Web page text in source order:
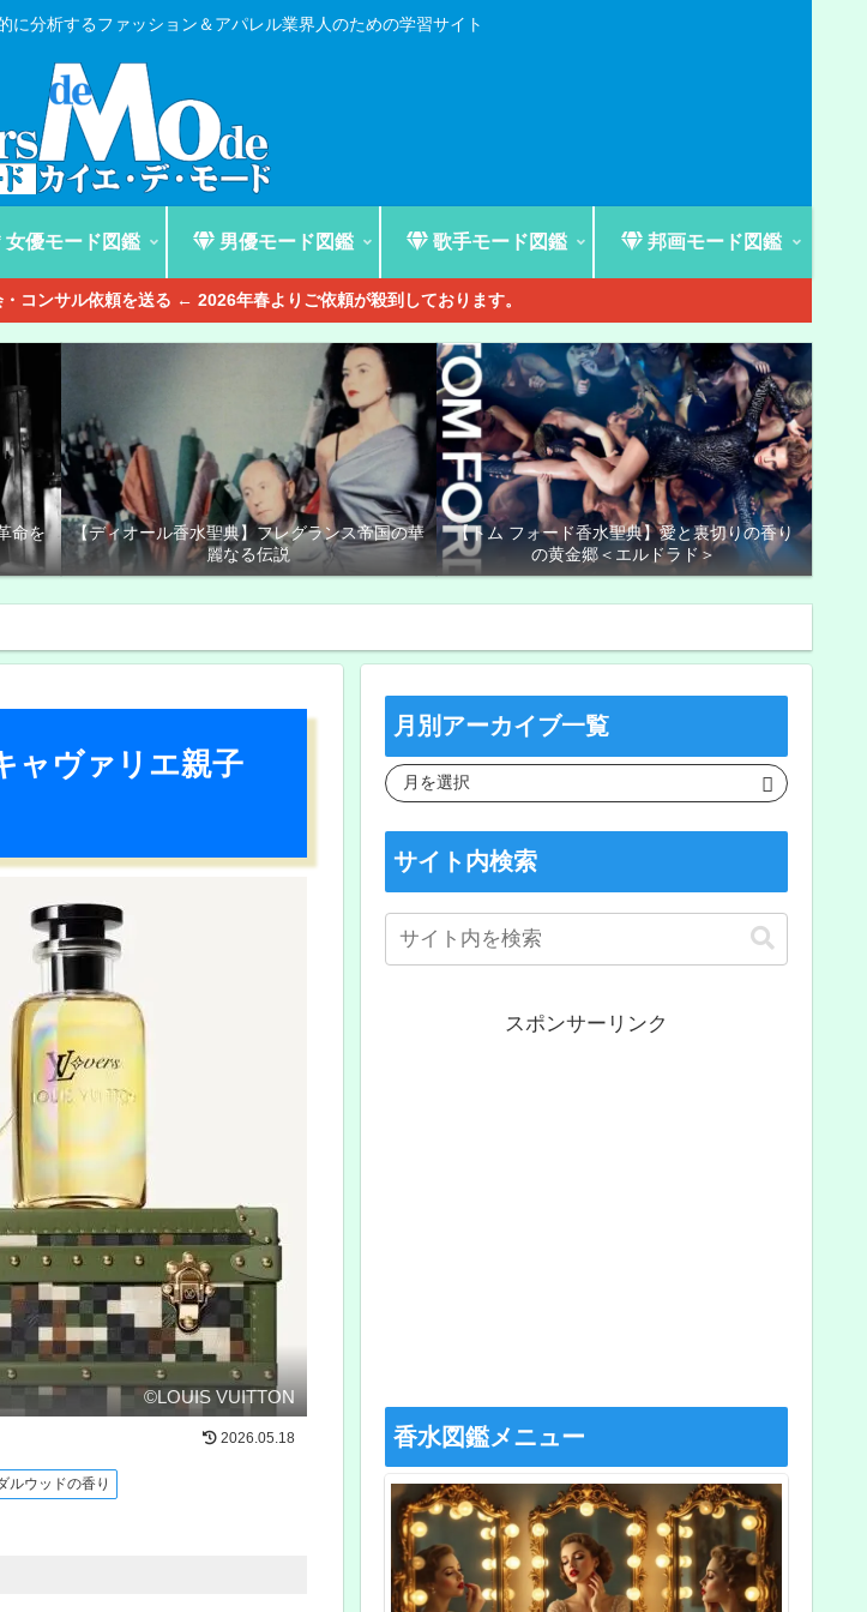
に分析するファッション＆アパレル業界人のための学習サイト
女優モード図鑑 男優モード図鑑 歌手モード図鑑 邦画モード図鑑
コンサル依頼を送る ← 2026年春よりご依頼が殺到しております。
命を
【ディオール香水聖典】フレグランス帝国の華
麗なる伝説
【トム フォード香水聖典】愛と裏切りの香り
の黄金郷＜エルドラド＞
ャヴァリエ親子
©LOUIS VUITTON
2026.05.18
ルウッドの香り
月別アーカイブ一覧
サイト内検索
スポンサーリンク
香水図鑑メニュー